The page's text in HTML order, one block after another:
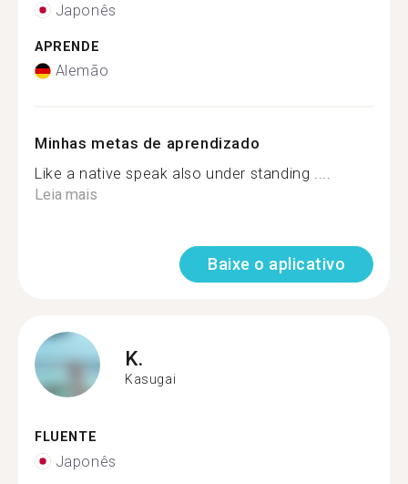
Japonês
APRENDE
Alemão
Minhas metas de aprendizado
Like a native speak also under standing ....
Leia mais
Baixe o aplicativo
K.
Kasugai
FLUENTE
Japonês